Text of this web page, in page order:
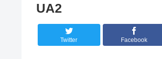
UA2
Twitter Facebook